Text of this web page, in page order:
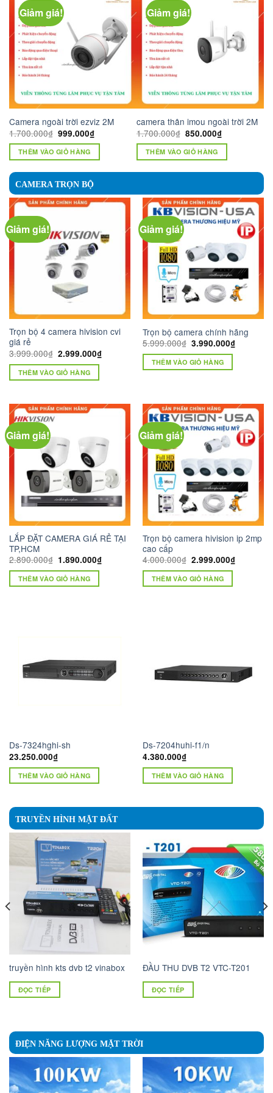
Giảm giá!
Camera ngoài trời ezviz 2M
1.700.000₫ Giá
gốc
là:
1.700.000₫.
999.000₫Giá
hiện
tại
999.000₫.
THÊM VÀO GIỎ HÀNG
Giảm giá!
camera thân imou ngoài trời 2M
1.700.000₫ Giá
gốc
là:
1.700.000₫.
850.000₫Giá
hiện
tại
850.000₫.
THÊM VÀO GIỎ HÀNG
CAMERA TRỌN BỘ
Giảm giá!
Trọn bộ 4 camera hivision cvi
giá rẻ
3.999.000₫ Giá
gốc
là:
3.999.000₫.
2.999.000₫Giá
hiện
THÊM VÀO GIỎ HÀNG
Giảm giá!
Trọn bộ camera chính hãng
5.999.000₫ Giá
gốc
là:
5.999.000₫.
3.990.000₫Giá
hiện
THÊM VÀO GIỎ HÀNG
Giảm giá!
LẮP ĐẶT CAMERA GIÁ RẺ TẠI
TP,HCM
2.890.000₫ Giá
gốc
là:
2.890.000₫.
1.890.000₫Giá
hiện
1.890.000₫.
THÊM VÀO GIỎ HÀNG
Giảm giá!
Trọn bộ camera hivision ip 2mp
cao cấp
4.000.000₫ Giá
gốc
là:
4.000.000₫.
2.999.000₫Giá
hiện
THÊM VÀO GIỎ HÀNG
Ds-7324hghi-sh
23.250.000₫
THÊM VÀO GIỎ HÀNG
Ds-7204huhi-f1/n
4.380.000₫
THÊM VÀO GIỎ HÀNG
TRUYỀN HÌNH MẶT ĐẤT
truyền hình kts dvb t2 vinabox
ĐỌC TIẾP
ĐẦU THU DVB T2 VTC-T201
ĐỌC TIẾP
ĐIỆN NĂNG LƯỢNG MẶT TRỜI